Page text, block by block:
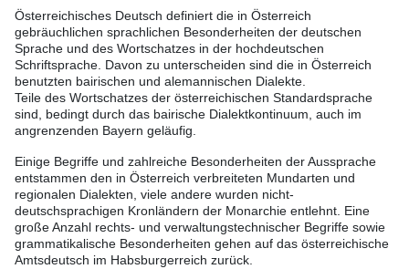
Österreichisches Deutsch definiert die in Österreich
gebräuchlichen sprachlichen Besonderheiten der deutschen
Sprache und des Wortschatzes in der hochdeutschen
Schriftsprache. Davon zu unterscheiden sind die in Österreich
benutzten bairischen und alemannischen Dialekte.
Teile des Wortschatzes der österreichischen Standardsprache
sind, bedingt durch das bairische Dialektkontinuum, auch im
angrenzenden Bayern geläufig.
Einige Begriffe und zahlreiche Besonderheiten der Aussprache
entstammen den in Österreich verbreiteten Mundarten und
regionalen Dialekten, viele andere wurden nicht-
deutschsprachigen Kronländern der Monarchie entlehnt. Eine
große Anzahl rechts- und verwaltungstechnischer Begriffe sowie
grammatikalische Besonderheiten gehen auf das österreichische
Amtsdeutsch im Habsburgerreich zurück.